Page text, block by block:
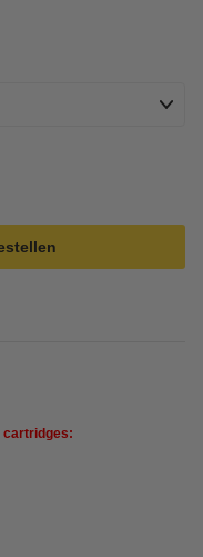
cartridges: